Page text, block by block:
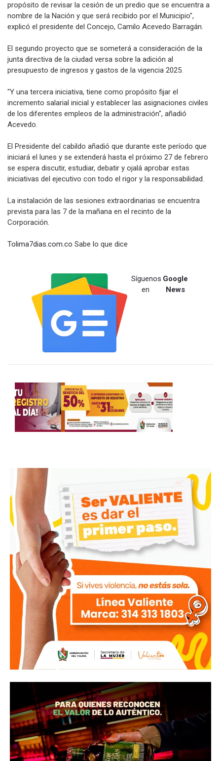
propósito de revisar la cesión de un predio que se encuentra a
nombre de la Nación y que será recibido por el Municipio",
explicó el presidente del Concejo, Camilo Acevedo Barragán.
El segundo proyecto que se someterá a consideración de la
junta directiva de la ciudad versa sobre la adición al
presupuesto de ingresos y gastos de la vigencia 2025.
"Y una tercera iniciativa, tiene como propósito fijar el
incremento salarial inicial y establecer las asignaciones civiles
de los diferentes empleos de la administración", añadió
Acevedo.
El Presidente del cabildo añadió que durante este período que
iniciará el lunes y se extenderá hasta el próximo 27 de febrero
se espera discutir, estudiar, debatir y ojalá aprobar estas
iniciativas del ejecutivo con todo el rigor y la responsabilidad.
La instalación de las sesiones extraordinarias se encuentra
prevista para las 7 de la mañana en el recinto de la
Corporación.
Tolima7dias.com.co Sabe lo que dice
Síguenos
en
Google
News